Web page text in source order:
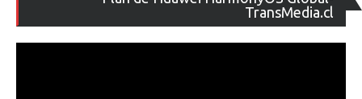
TransMedia.cl
de